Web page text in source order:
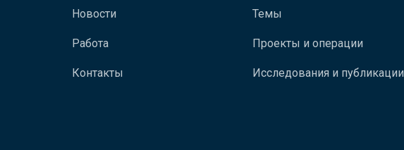
Новости
Работа
Контакты
Темы
Проекты и операции
Исследования и публикации